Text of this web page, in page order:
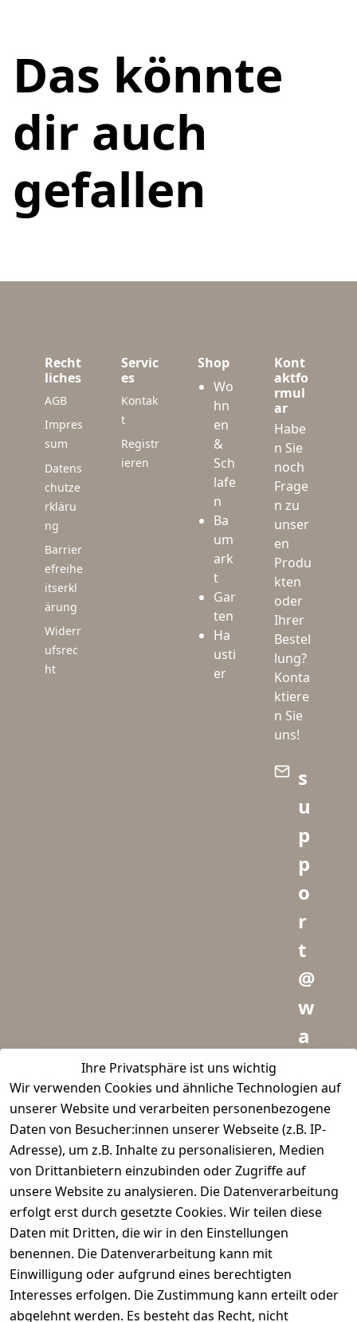
Das könnte
dir auch
gefallen
Ihre Privatsphäre ist uns wichtig
Wir verwenden Cookies und ähnliche Technologien auf
unserer Website und verarbeiten personenbezogene
Daten von Besucher:innen unserer Webseite (z.B. IP-
Adresse), um z.B. Inhalte zu personalisieren, Medien
von Drittanbietern einzubinden oder Zugriffe auf
unsere Website zu analysieren. Die Datenverarbeitung
erfolgt erst durch gesetzte Cookies. Wir teilen diese
Daten mit Dritten, die wir in den Einstellungen
benennen. Die Datenverarbeitung kann mit
Einwilligung oder aufgrund eines berechtigten
Interesses erfolgen. Die Zustimmung kann erteilt oder
abgelehnt werden. Es besteht das Recht, nicht
Recht
liches
AGB
Impres
sum
Datens
chutze
rkläru
ng
Barrier
efreihe
itserkl
ärung
Widerr
ufsrec
ht
Servic
es
Kontak
t
Registr
ieren
Shop
Wo
hn
en
&
Sch
lafe
n
Ba
um
ark
t
Gar
ten
Ha
usti
er
Kont
aktfo
rmul
ar
Habe
n Sie
noch
Frage
n zu
unser
en
Produ
kten
oder
Ihrer
Bestel
lung?
Konta
ktiere
n Sie
uns!
s
u
p
p
o
r
t
@
w
a
d
m
e
i
s
r.